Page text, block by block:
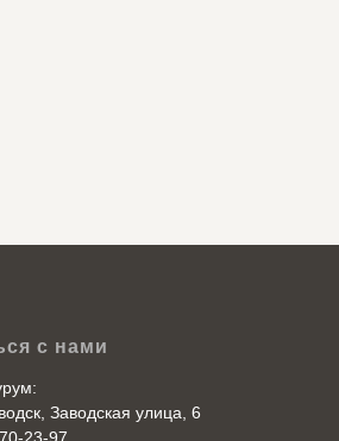
с нами
Заводская улица, 6